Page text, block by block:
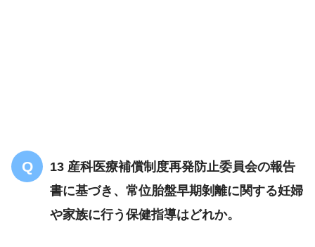
13 産科医療補償制度再発防止委員会の報告
書に基づき、常位胎盤早期剝離に関する妊婦
や家族に行う保健指導はどれか。